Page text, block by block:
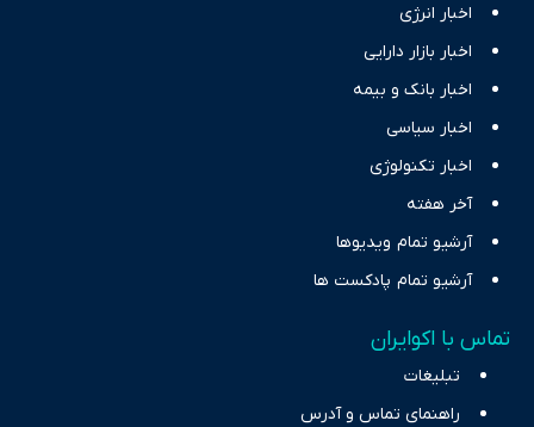
اخبار انرژی
اخبار بازار دارایی
اخبار بانک و بیمه
اخبار سیاسی
اخبار تکنولوژی
آخر هفته
آرشیو تمام ویدیوها
آرشیو تمام پادکست ها
تماس با اکوایران
تبلیغات
راهنمای تماس و آدرس